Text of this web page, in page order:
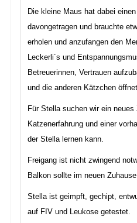
Die kleine Maus hat dabei
davongetragen und brauchte
erholen und anzufangen den
Leckerli´s und
Betreuerinnen, Vertrauen
und die anderen Kätzchen
Für Stella suchen wir ein
Katzenerfahrung und einer
der Stella lernen kann.
Freigang ist nicht zwingend
Balkon sollte im neuen
Stella ist geimpft, gechipt,
auf FIV und Leukose getestet.